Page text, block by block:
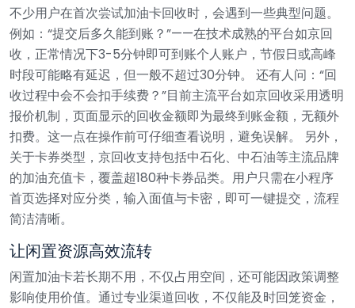
不少用户在首次尝试加油卡回收时，会遇到一些典型问题。
例如：“提交后多久能到账？”——在技术成熟的平台如京回
收，正常情况下3-5分钟即可到账个人账户，节假日或高峰
时段可能略有延迟，但一般不超过30分钟。
还有人问：“回
收过程中会不会扣手续费？”目前主流平台如京回收采用透明
报价机制，页面显示的回收金额即为最终到账金额，无额外
扣费。这一点在操作前可仔细查看说明，避免误解。
另外，
关于卡券类型，京回收支持包括中石化、中石油等主流品牌
的加油充值卡，覆盖超180种卡券品类。用户只需在小程序
首页选择对应分类，输入面值与卡密，即可一键提交，流程
简洁清晰。
让闲置资源高效流转
闲置加油卡若长期不用，不仅占用空间，还可能因政策调整
影响使用价值。通过专业渠道回收，不仅能及时回笼资金，